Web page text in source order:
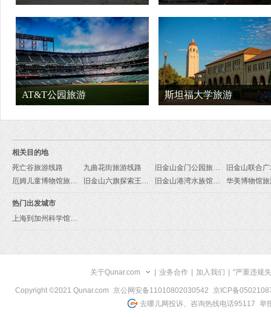
AT&T公园旅游 斯坦福大学旅游
相关目的地
死亡谷旅游线路
九曲花街旅游线路
旧金山金门公园旅游线路
厄姆儿童博物馆旅游线路
旧金山六旗探索王国旅游线路 旧金山港湾水族馆旅游线路 华美博物馆
热门出发城市
上海到加州科学馆旅游报价
关于Qunar.com 业务合作 加入我们 "严重违规
Copyright ©2021 Qunar.com 京公网安备11010802030542
京ICP备
去哪儿网投诉、咨询热线电话95117 举